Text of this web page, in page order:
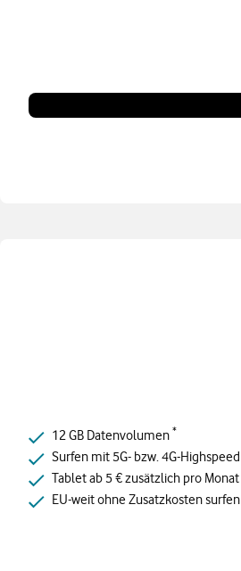
12 GB Datenvolumen *
Surfen mit 5G- bzw. 4G-Highspeed
Tablet ab 5 € zusätzlich pro Monat
EU-weit ohne Zusatzkosten surfen